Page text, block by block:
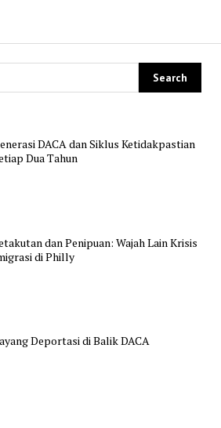
DACA dan Siklus Ketidakpastian
Dua Tahun
dan Penipuan: Wajah Lain Krisis
di Philly
Deportasi di Balik DACA